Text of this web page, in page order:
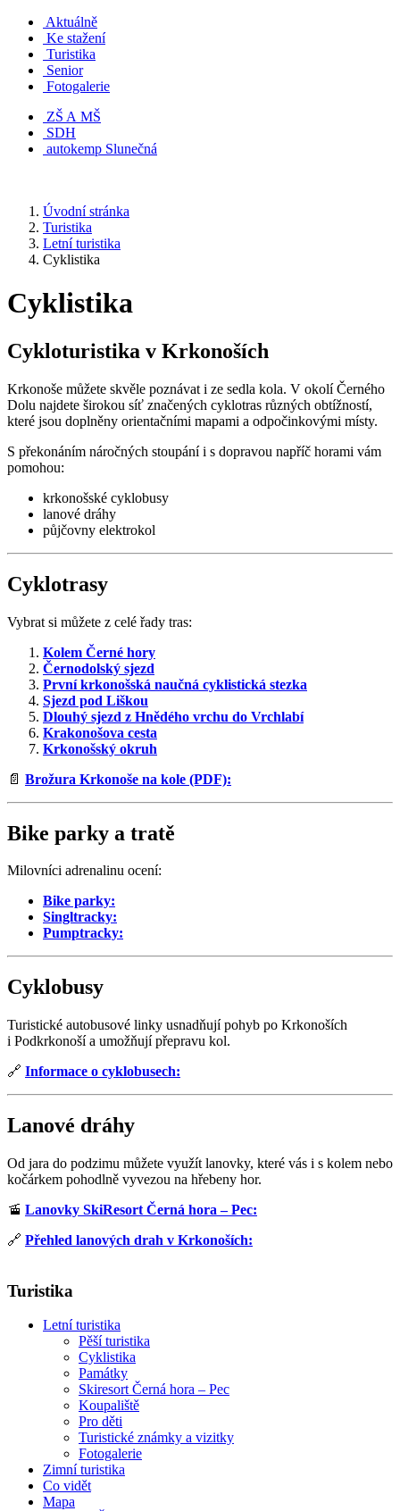
Aktuálně
Ke stažení
Turistika
Senior
Fotogalerie
ZŠ A MŠ
SDH
autokemp Slunečná
Úvodní stránka
Turistika
Letní turistika
Cyklistika
Cyklistika
Cykloturistika v Krkonoších
Krkonoše můžete skvěle poznávat i ze sedla kola. V okolí Černého
Dolu najdete širokou síť značených cyklotras různých obtížností,
které jsou doplněny orientačními mapami a odpočinkovými místy.
S překonáním náročných stoupání i s dopravou napříč horami vám
pomohou:
krkonošské cyklobusy
lanové dráhy
půjčovny elektrokol
Cyklotrasy
Vybrat si můžete z celé řady tras:
Kolem Černé hory
Černodolský sjezd
První krkonošská naučná cyklistická stezka
Sjezd pod Liškou
Dlouhý sjezd z Hnědého vrchu do Vrchlabí
Krakonošova cesta
Krkonošský okruh
📄 Brožura Krkonoše na kole (PDF):
Bike parky a tratě
Milovníci adrenalinu ocení:
Bike parky:
Singltracky:
Pumptracky:
Cyklobusy
Turistické autobusové linky usnadňují pohyb po Krkonoších
i Podkrkonoší a umožňují přepravu kol.
🔗 Informace o cyklobusech:
Lanové dráhy
Od jara do podzimu můžete využít lanovky, které vás i s kolem nebo
kočárkem pohodlně vyvezou na hřebeny hor.
🚡 Lanovky SkiResort Černá hora – Pec:
🔗 Přehled lanových drah v Krkonoších:
Turistika
Letní turistika
Pěší turistika
Cyklistika
Památky
Skiresort Černá hora – Pec
Koupaliště
Pro děti
Turistické známky a vizitky
Fotogalerie
Zimní turistika
Co vidět
Mapa